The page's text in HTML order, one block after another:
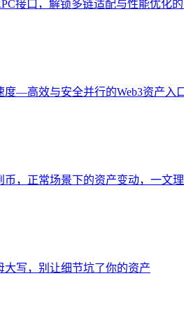
接口，解锁多链适配与性能优化
度—高效与安全并行的Web3资产入
币，正常场景下的资产变动，一文
大写，别让细节坑了你的资产